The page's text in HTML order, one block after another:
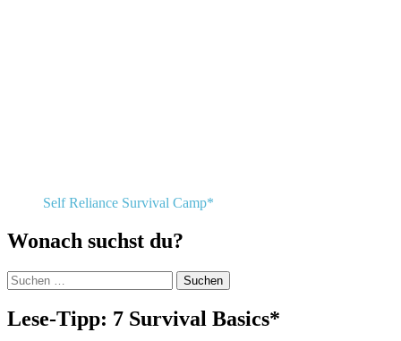
Self Reliance Survival Camp*
Wonach suchst du?
Suchen
nach:
Lese-Tipp: 7 Survival Basics*